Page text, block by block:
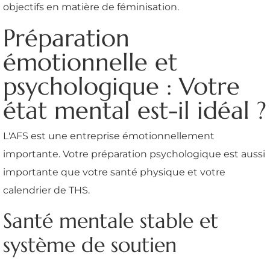
objectifs en matière de féminisation.
Préparation
émotionnelle et
psychologique : Votre
état mental est-il idéal ?
L'AFS est une entreprise émotionnellement
importante. Votre préparation psychologique est aussi
importante que votre santé physique et votre
calendrier de THS.
Santé mentale stable et
système de soutien